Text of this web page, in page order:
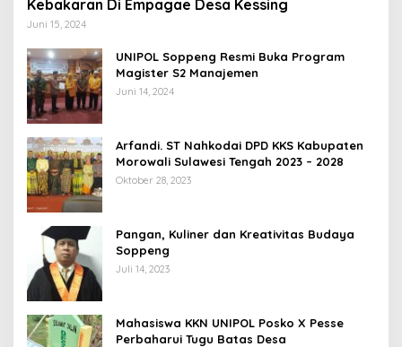
Kebakaran Di Empagae Desa Kessing
Juni 15, 2024
UNIPOL Soppeng Resmi Buka Program
Magister S2 Manajemen
Juni 14, 2024
Arfandi. ST Nahkodai DPD KKS Kabupaten
Morowali Sulawesi Tengah 2023 – 2028
Oktober 28, 2023
Pangan, Kuliner dan Kreativitas Budaya
Soppeng
Juli 14, 2023
Mahasiswa KKN UNIPOL Posko X Pesse
Perbaharui Tugu Batas Desa